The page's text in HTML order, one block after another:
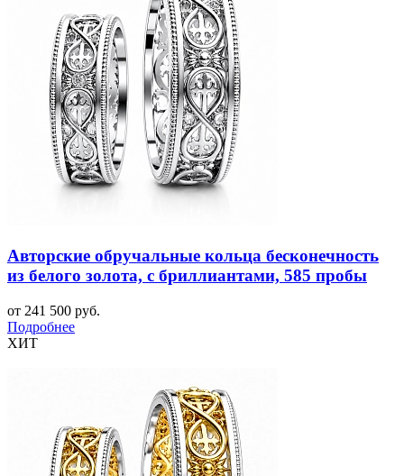
Авторские обручальные кольца бесконечность
из белого золота, с бриллиантами, 585 пробы
от 241 500 руб.
Подробнее
ХИТ